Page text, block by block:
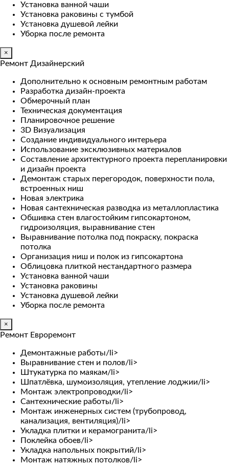
Установка ванной чаши
Установка раковины с тумбой
Установка душевой лейки
Уборка после ремонта
×
Ремонт Дизайнерский
Дополнительно к основным ремонтным работам
Разработка дизайн-проекта
Обмерочный план
Техническая документация
Планировочное решение
3D Визуализация
Создание индивидуального интерьера
Использование эксклюзивных материалов
Составление архитектурного проекта перепланировки
и дизайн проекта
Демонтаж старых перегородок, поверхности пола,
встроенных ниш
Новая электрика
Новая сантехническая разводка из металлопластика
Обшивка стен влагостойким гипсокартоном,
гидроизоляция, выравнивание стен
Выравнивание потолка под покраску, покраска
потолка
Организация ниш и полок из гипсокартона
Облицовка плиткой нестандартного размера
Установка ванной чаши
Установка раковины
Установка душевой лейки
Уборка после ремонта
×
Ремонт Евроремонт
Демонтажные работы/li>
Выравнивание стен и полов/li>
Штукатурка по маякам/li>
Шпатлёвка, шумоизоляция, утепление лоджии/li>
Монтаж электропроводки/li>
Сантехнические работы/li>
Монтаж инженерных систем (трубопровод,
канализация, вентиляция)/li>
Укладка плитки и керамогранита/li>
Поклейка обоев/li>
Укладка напольных покрытий/li>
Монтаж натяжных потолков/li>